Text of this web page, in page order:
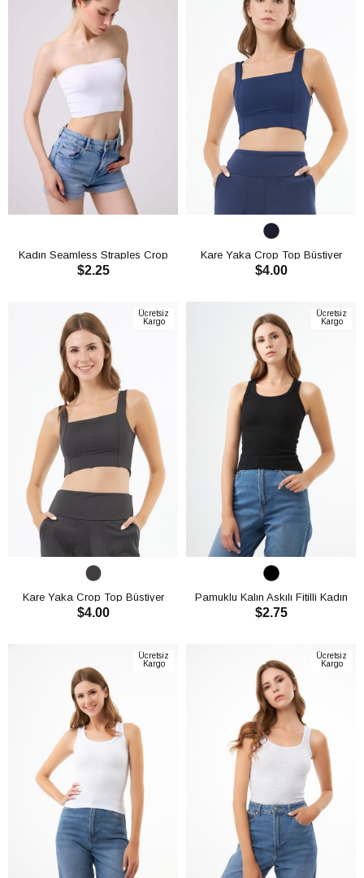
Kadın Seamless Straples Crop
CH1087
$2.25
Kare Yaka Crop Top Büstiyer
CH1759
$4.00
Ücretsiz
Kargo
Kare Yaka Crop Top Büstiyer
CH1759
$4.00
Ücretsiz
Kargo
Pamuklu Kalın Askılı Fitilli Kadın
Atlet CH1761
$2.75
Ücretsiz
Kargo
Ücretsiz
Kargo